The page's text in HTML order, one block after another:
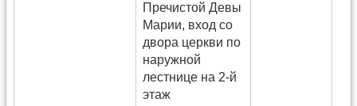
Пречистой Девы
Марии, вход со
двора церкви по
наружной
лестнице на 2-й
этаж